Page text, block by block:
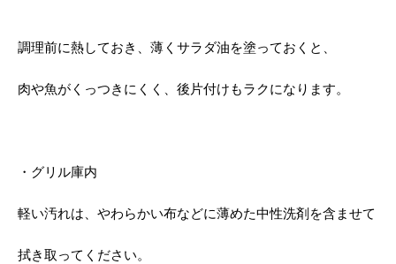
調理前に熱しておき、薄くサラダ油を塗っておくと、
肉や魚がくっつきにくく、後片付けもラクになります。
・グリル庫内
軽い汚れは、やわらかい布などに薄めた中性洗剤を含ませて
拭き取ってください。